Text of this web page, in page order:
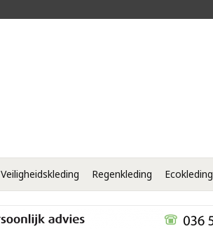
Veiligheidskleding Regenkleding Ecokleding